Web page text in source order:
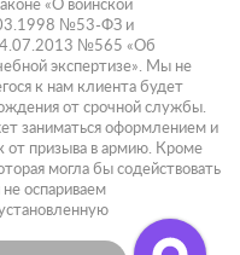
«О воинской
№53-ФЗ и
04.07.2013 №565 «Об
экспертизе». Мы не
к нам клиента будет
от срочной службы.
заниматься оформлением и
от призыва в армию. Кроме
могла бы содействовать
не оспариваем